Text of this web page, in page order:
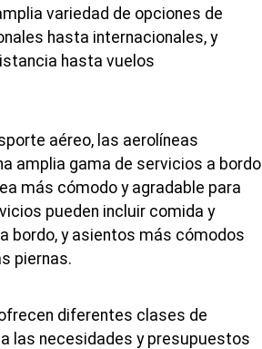
variedad de opciones de
hasta internacionales, y
hasta vuelos
aéreo, las aerolíneas
amplia gama de servicios a bordo
más cómodo y agradable para
pueden incluir comida y
bordo, y asientos más cómodos
piernas.
diferentes clases de
las necesidades y presupuestos